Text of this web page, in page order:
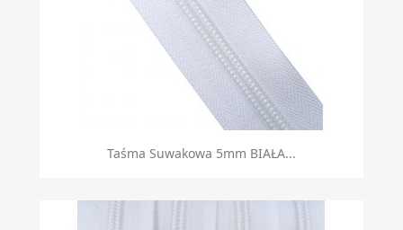
Taśma Suwakowa 5mm BIAŁA...